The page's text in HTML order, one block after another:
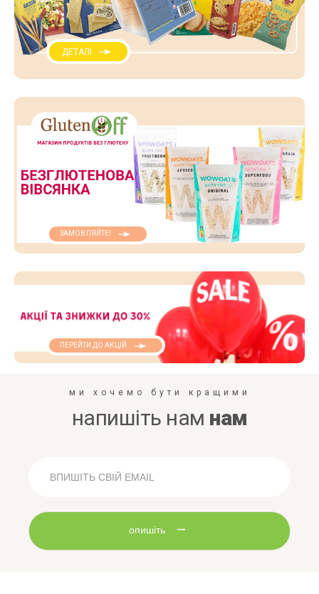
ДЕТАЛІ
ЗАМОВЛЯЙТЕ!
ПЕРЕЙТИ ДО АКЦІЙ
ми хочемо бути кращими
напишіть нам нам
опишіть